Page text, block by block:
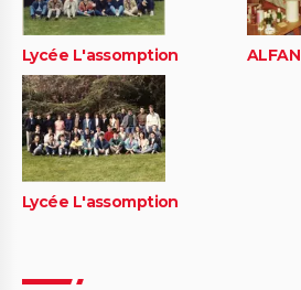
Lycée L'assomption ALFAN
Lycée L'assomption